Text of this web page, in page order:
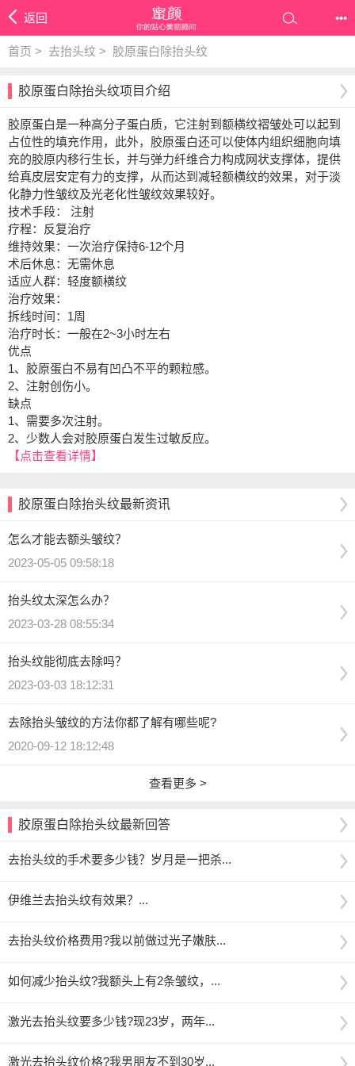
返回 •••
首页 > 去抬头纹 > 胶原蛋白除抬头纹
胶原蛋白除抬头纹项目介绍
胶原蛋白是一种高分子蛋白质，它注射到额横纹褶皱处可以起到
占位性的填充作用，此外，胶原蛋白还可以使体内组织细胞向填
充的胶原内移行生长，并与弹力纤维合力构成网状支撑体，提供
给真皮层安定有力的支撑，从而达到减轻额横纹的效果，对于淡
化静力性皱纹及光老化性皱纹效果较好。
技术手段： 注射
疗程：反复治疗
维持效果：一次治疗保持6-12个月
术后休息：无需休息
适应人群：轻度额横纹
治疗效果：
拆线时间：1周
治疗时长：一般在2~3小时左右
优点
1、胶原蛋白不易有凹凸不平的颗粒感。
2、注射创伤小。
缺点
1、需要多次注射。
2、少数人会对胶原蛋白发生过敏反应。
【点击查看详情】
胶原蛋白除抬头纹最新资讯
怎么才能去额头皱纹？
2023-05-05 09:58:18
抬头纹太深怎么办？
2023-03-28 08:55:34
抬头纹能彻底去除吗？
2023-03-03 18:12:31
去除抬头皱纹的方法你都了解有哪些呢?
2020-09-12 18:12:48
查看更多 >
胶原蛋白除抬头纹最新回答
去抬头纹的手术要多少钱？岁月是一把杀...
伊维兰去抬头纹有效果？...
去抬头纹价格费用?我以前做过光子嫩肤...
如何减少抬头纹?我额头上有2条皱纹，...
激光去抬头纹要多少钱?现23岁，两年...
激光去抬头纹价格?我男朋友不到30岁...